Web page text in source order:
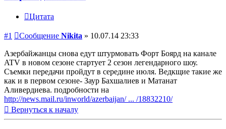
Цитата
#1 Сообщение Nikita » 10.07.14 23:33
Азербайжанцы снова едут штурмовать Форт Боярд на канале
ATV в новом сезоне стартует 2 сезон легендарного шоу.
Съемки передачи пройдут в середине июля. Ведкщие такие же
как и в первом сезоне- Заур Бахшалиев и Матанат
Аливердиева. подробности на
http://news.mail.ru/inworld/azerbaijan/ ... /18832210/
Вернуться к началу